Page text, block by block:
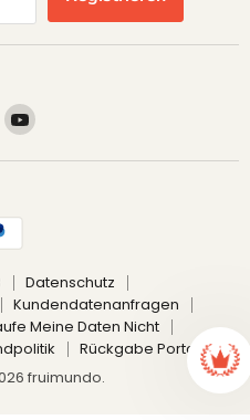
Sie
Finden
uns
Datenschutz
Kundendatenanfragen
Meine Daten Nicht
Rückgabe Portal
fruimundo.